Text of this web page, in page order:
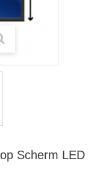
Scherm LED